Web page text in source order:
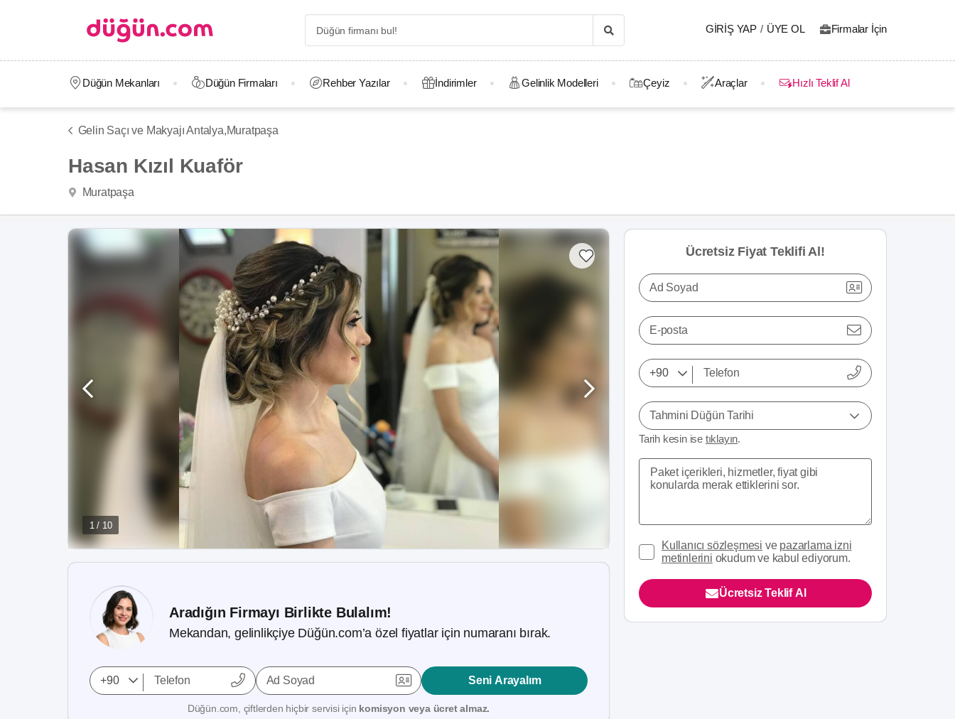
GIRIŞ YAP / ÜYE OL Firmalar İçin
Düğün Mekanları Düğün Firmaları Rehber Yazılar İndirimler Gelinlik Modelleri Çeyiz Araçlar Hızlı Teklif Al
Gelin Saçı ve Makyajı Antalya,Muratpaşa
Hasan Kızıl Kuaför
Muratpaşa
1 / 10
Aradığın Firmayı Birlikte Bulalım!
Mekandan, gelinlikçiye Düğün.com’a özel fiyatlar için numaranı bırak.
Ad Soyad Seni Arayalım
Düğün.com, çiftlerden hiçbir servisi için komisyon veya ücret almaz.
Ücretsiz Fiyat Teklifi Al!
Ad Soyad
E-posta
Tahmini Düğün Tarihi
Tarih kesin ise tıklayın.
Kullanıcı sözleşmesi ve pazarlama izni
metinlerini okudum ve kabul ediyorum.
Ücretsiz Teklif Al